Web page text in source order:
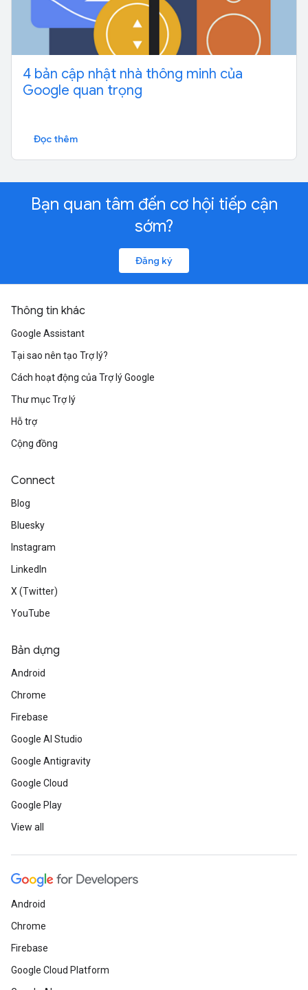
4 bản cập nhật nhà thông minh của
Google quan trọng
Đọc thêm
Bạn quan tâm đến cơ hội tiếp cận
sớm?
Đăng ký
Thông tin khác
Google Assistant
Tại sao nên tạo Trợ lý?
Cách hoạt động của Trợ lý Google
Thư mục Trợ lý
Hỗ trợ
Cộng đồng
Connect
Blog
Bluesky
Instagram
LinkedIn
X (Twitter)
YouTube
Bản dựng
Android
Chrome
Firebase
Google AI Studio
Google Antigravity
Google Cloud
Google Play
View all
Android
Chrome
Firebase
Google Cloud Platform